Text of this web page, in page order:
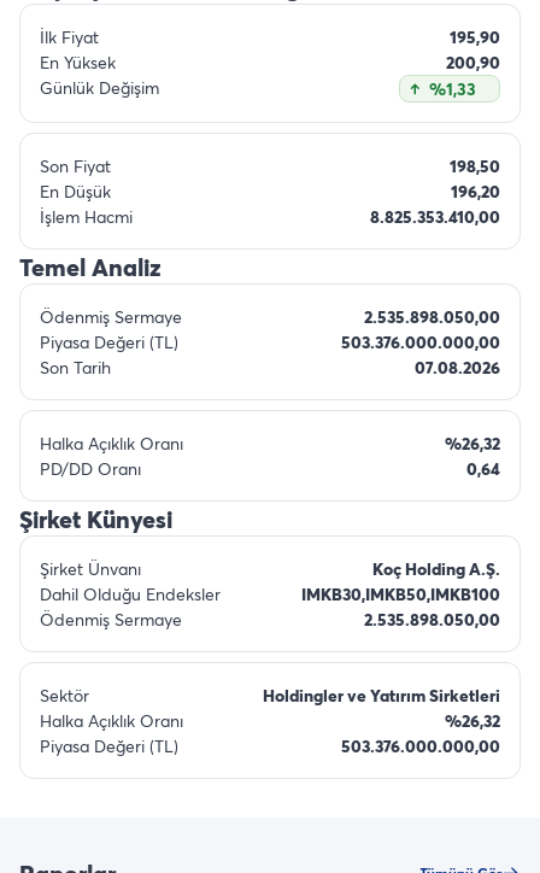
İlk Fiyat
195,90
En Yüksek
200,90
Günlük Değişim
%1,33
Son Fiyat
198,50
En Düşük
196,20
İşlem Hacmi
8.825.353.410,00
Temel Analiz
Ödenmiş Sermaye
2.535.898.050,00
Piyasa Değeri (TL)
503.376.000.000,00
Son Tarih
07.08.2026
Halka Açıklık Oranı
%26,32
PD/DD Oranı
0,64
Şirket Künyesi
Şirket Ünvanı
Koç Holding A.Ş.
Dahil Olduğu Endeksler
IMKB30,IMKB50,IMKB100
Ödenmiş Sermaye
2.535.898.050,00
Sektör
Holdingler ve Yatırım Sirketleri
Halka Açıklık Oranı
%26,32
Piyasa Değeri (TL)
503.376.000.000,00